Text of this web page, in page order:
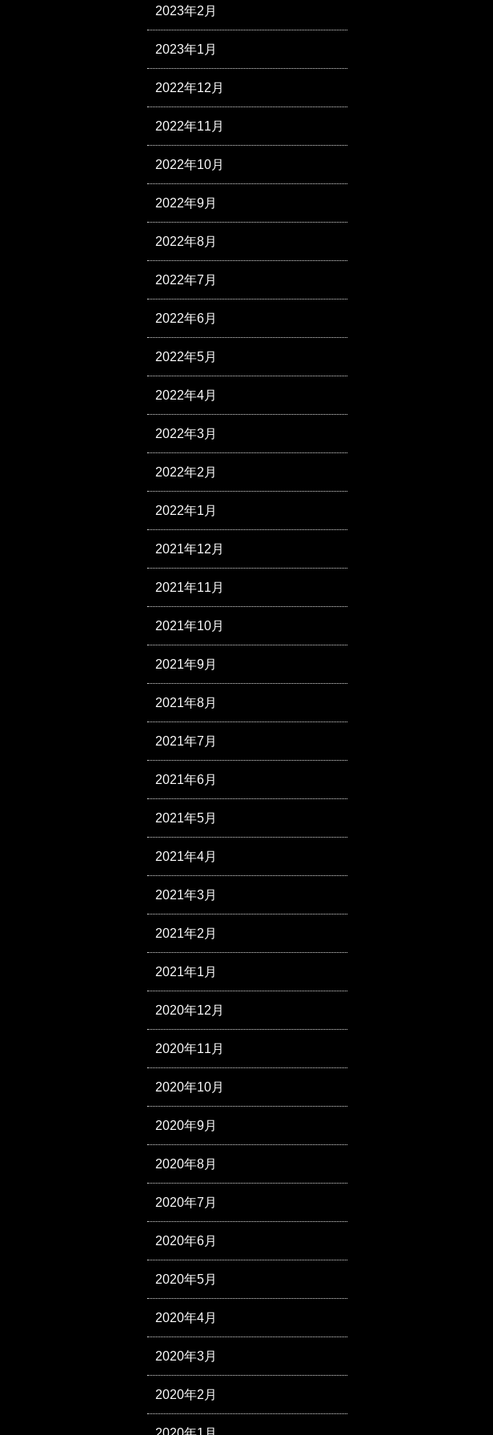
2023年2月
2023年1月
2022年12月
2022年11月
2022年10月
2022年9月
2022年8月
2022年7月
2022年6月
2022年5月
2022年4月
2022年3月
2022年2月
2022年1月
2021年12月
2021年11月
2021年10月
2021年9月
2021年8月
2021年7月
2021年6月
2021年5月
2021年4月
2021年3月
2021年2月
2021年1月
2020年12月
2020年11月
2020年10月
2020年9月
2020年8月
2020年7月
2020年6月
2020年5月
2020年4月
2020年3月
2020年2月